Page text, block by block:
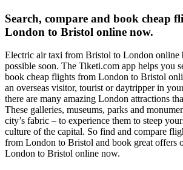
Search, compare and book cheap
London to Bristol online now.
Electric air taxi from Bristol to London
possible soon. The Tiketi.com app helps you
book cheap flights from London to Bristol
an overseas visitor, tourist or daytripper in
there are many amazing London attractions
These galleries, museums, parks and
city’s fabric – to experience them to steep
culture of the capital. So find and compare
from London to Bristol and book great offers
London to Bristol online now.